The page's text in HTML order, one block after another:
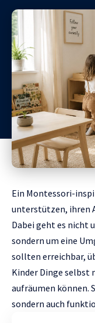
Ein Montessori-
unterstützen, ihren
Dabei geht es nicht
sondern um eine
sollten erreichbar,
Kinder Dinge selbst
aufräumen können.
sondern auch